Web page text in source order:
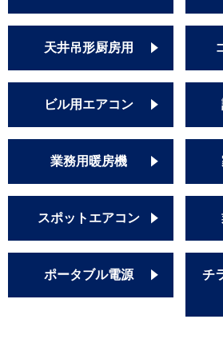
天井吊形厨房用
ビル用エアコン
業務用暖房機
スポットエアコン
ポータブル電源
チ